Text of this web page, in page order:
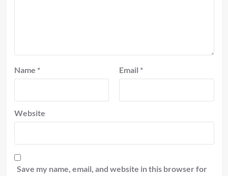
Name * Email *
Website
Save my name, email, and website in this browser for